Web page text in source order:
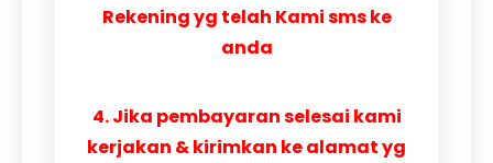
Rekening yg telah Kami sms ke
anda
4. Jika pembayaran selesai kami
kerjakan & kirimkan ke alamat yg